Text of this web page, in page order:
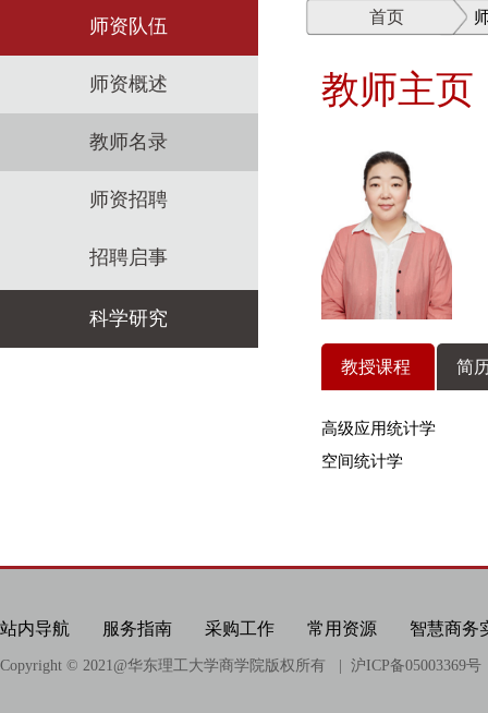
师资队伍
师资概述
教师名录
师资招聘
招聘启事
科学研究
首页
教师主页
教授课程 简
高级应用统计学
空间统计学
站内导航 服务指南 采购工作 常用资源 智慧商务
Copyright © 2021@华东理工大学商学院版权所有 | 沪ICP备05003369号